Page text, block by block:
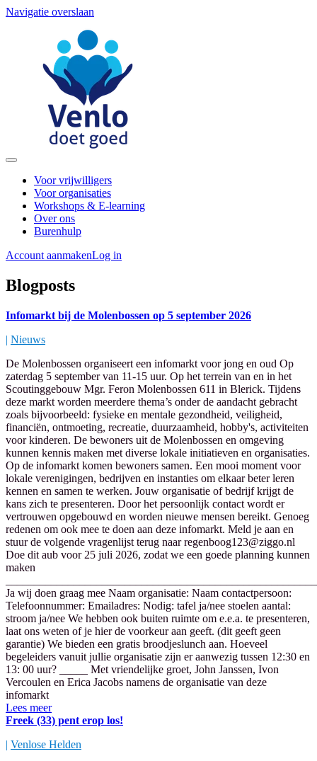
Navigatie overslaan
Voor vrijwilligers
Voor organisaties
Workshops & E-learning
Over ons
Burenhulp
Account aanmakenLog in
Blogposts
Infomarkt bij de Molenbossen op 5 september 2026
| Nieuws
De Molenbossen organiseert een infomarkt voor jong en oud Op
zaterdag 5 september van 11-15 uur. Op het terrein van en in het
Scoutinggebouw Mgr. Feron Molenbossen 611 in Blerick. Tijdens
deze markt worden meerdere thema’s onder de aandacht gebracht
zoals bijvoorbeeld: fysieke en mentale gezondheid, veiligheid,
financiën, ontmoeting, recreatie, duurzaamheid, hobby's, activiteiten
voor kinderen. De bewoners uit de Molenbossen en omgeving
kunnen kennis maken met diverse lokale initiatieven en organisaties.
Op de infomarkt komen bewoners samen. Een mooi moment voor
lokale verenigingen, bedrijven en instanties om elkaar beter leren
kennen en samen te werken. Jouw organisatie of bedrijf krijgt de
kans zich te presenteren. Door het persoonlijk contact wordt er
vertrouwen opgebouwd en worden nieuwe mensen bereikt. Genoeg
redenen om ook mee te doen aan deze infomarkt. Meld je aan en
stuur de volgende vragenlijst terug naarregenboog123@ziggo.nl
Doe dit aub voor 25 juli 2026, zodat we een goede planning kunnen
maken
Ja wij doen graag mee Naam organisatie: Naam contactpersoon:
Telefoonnummer: Emailadres: Nodig: tafel ja/nee stoelen aantal:
stroom ja/nee We hebben ook buiten ruimte om e.e.a. te presenteren,
laat ons weten of je hier de voorkeur aan geeft. (dit geeft geen
garantie) We bieden een gratis broodjeslunch aan. Hoeveel
begeleiders vanuit jullie organisatie zijn er aanwezig tussen 12:30 en
13: 00 uur? _____ Met vriendelijke groet, John Janssen, Ivon
Vercoulen en Erica Jacobs namens de organisatie van deze
infomarkt
Lees meer
Freek (33) pent erop los!
| Venlose Helden